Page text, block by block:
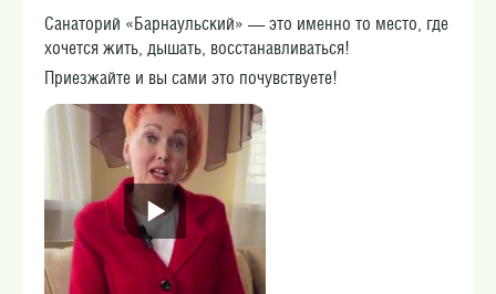
Санаторий «Барнаульский» — это именно то место, где
хочется жить, дышать, восстанавливаться!
Приезжайте и вы сами это почувствуете!